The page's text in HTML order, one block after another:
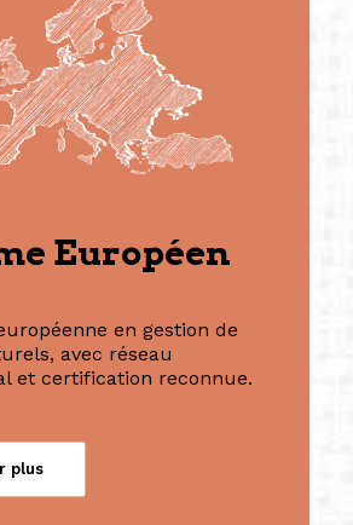
Européen
en gestion de
avec réseau
et certification reconnue.
plus